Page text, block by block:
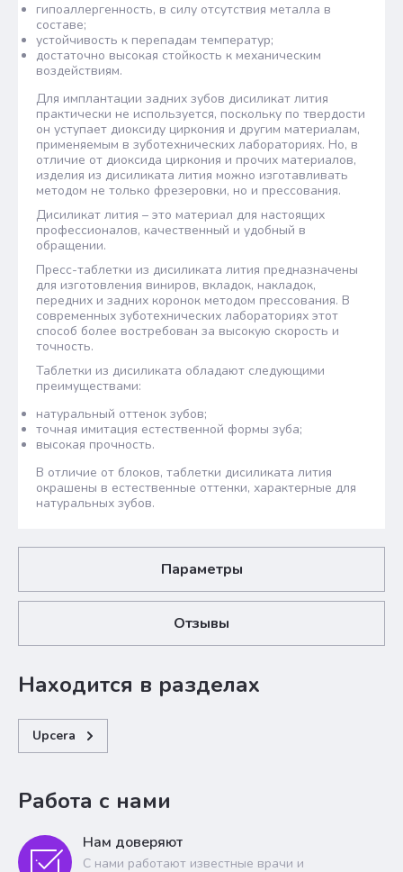
гипоаллергенность, в силу отсутствия металла в
составе;
устойчивость к перепадам температур;
достаточно высокая стойкость к механическим
воздействиям.
Для имплантации задних зубов дисиликат лития
практически не используется, поскольку по твердости
он уступает диоксиду циркония и другим материалам,
применяемым в зуботехнических лабораториях. Но, в
отличие от диоксида циркония и прочих материалов,
изделия из дисиликата лития можно изготавливать
методом не только фрезеровки, но и прессования.
Дисиликат лития – это материал для настоящих
профессионалов, качественный и удобный в
обращении.
Пресс-таблетки из дисиликата лития предназначены
для изготовления виниров, вкладок, накладок,
передних и задних коронок методом прессования. В
современных зуботехнических лабораториях этот
способ более востребован за высокую скорость и
точность.
Таблетки из дисиликата обладают следующими
преимуществами:
натуральный оттенок зубов;
точная имитация естественной формы зуба;
высокая прочность.
В отличие от блоков, таблетки дисиликата лития
окрашены в естественные оттенки, характерные для
натуральных зубов.
Параметры
Отзывы
Находится в разделах
Upcera
Работа с нами
Нам доверяют
С нами работают известные врачи и